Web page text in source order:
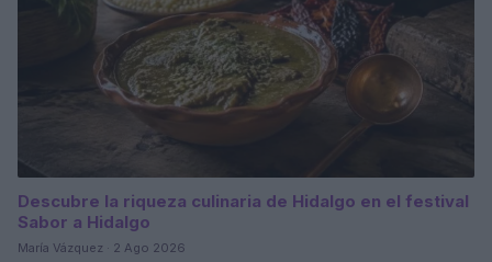
Descubre la riqueza culinaria de Hidalgo en el festival
Sabor a Hidalgo
María Vázquez · 2 Ago 2026